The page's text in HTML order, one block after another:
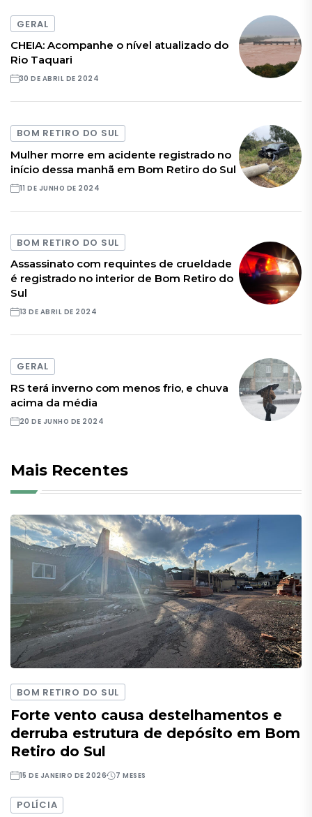
GERAL
CHEIA: Acompanhe o nível atualizado do
Rio Taquari
30 DE ABRIL DE 2024
BOM RETIRO DO SUL
Mulher morre em acidente registrado no
início dessa manhã em Bom Retiro do Sul
11 DE JUNHO DE 2024
BOM RETIRO DO SUL
Assassinato com requintes de crueldade
é registrado no interior de Bom Retiro do
Sul
13 DE ABRIL DE 2024
GERAL
RS terá inverno com menos frio, e chuva
acima da média
20 DE JUNHO DE 2024
Mais Recentes
BOM RETIRO DO SUL
Forte vento causa destelhamentos e
derruba estrutura de depósito em Bom
Retiro do Sul
15 DE JANEIRO DE 2026 7 MESES
POLÍCIA